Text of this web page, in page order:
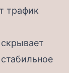
трафик